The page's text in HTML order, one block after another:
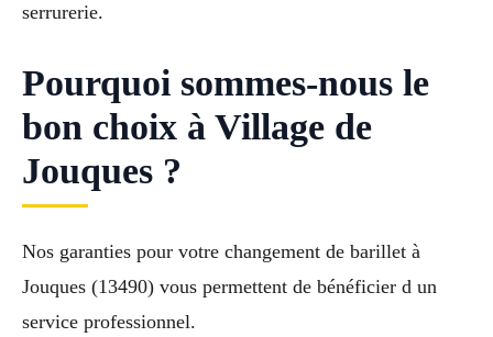
serrurerie.
Pourquoi sommes-nous le
bon choix à Village de
Jouques ?
Nos garanties pour votre changement de barillet à
Jouques (13490) vous permettent de bénéficier d un
service professionnel.